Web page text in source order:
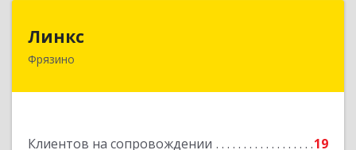
Линкс
Фрязино
Клиентов на сопровождении
19
141190, Московская обл, Фрязино г, Заводской